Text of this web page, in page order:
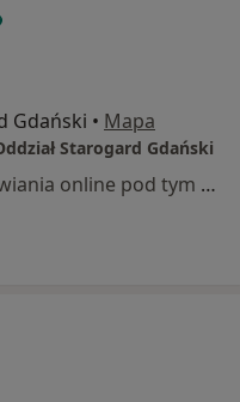
Gdański • Mapa
Starogard Gdański
Specjalista nie oferuje umawiania online pod tym adresem.